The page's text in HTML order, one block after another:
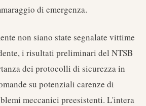
di emergenza.
non siano state segnalate vittime
i risultati preliminari del NTSB
dei protocolli di sicurezza in
su potenziali carenze di
meccanici preesistenti. L'intera